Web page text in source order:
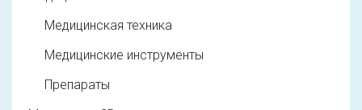
Медицинская техника
Медицинские инструменты
Препараты